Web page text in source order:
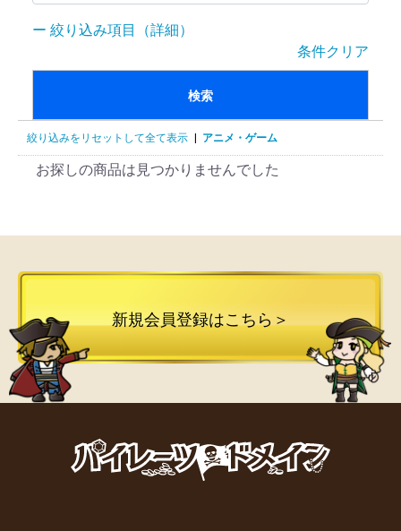
絞り込み項目（詳細）
条件クリア
検索
絞り込みをリセットして全て表示 アニメ・ゲーム
お探しの商品は見つかりませんでした
新規会員登録はこちら＞